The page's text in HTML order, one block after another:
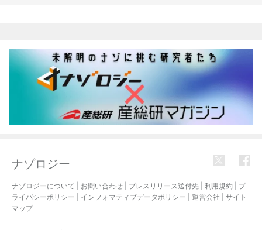
ナゾロジー
ナゾロジーについて お問い合わせ プレスリリース送付先 利用規約
プ
ライバシーポリシー
インフォマティブデータポリシー 運営会社
サイト
マップ